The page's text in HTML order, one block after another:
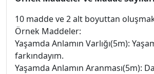
10 madde ve 2 alt boyuttan
Örnek Maddeler:
Yaşamda Anlamın Varlığı(5m):
farkındayım.
Yaşamda Anlamın Aranması(5m):